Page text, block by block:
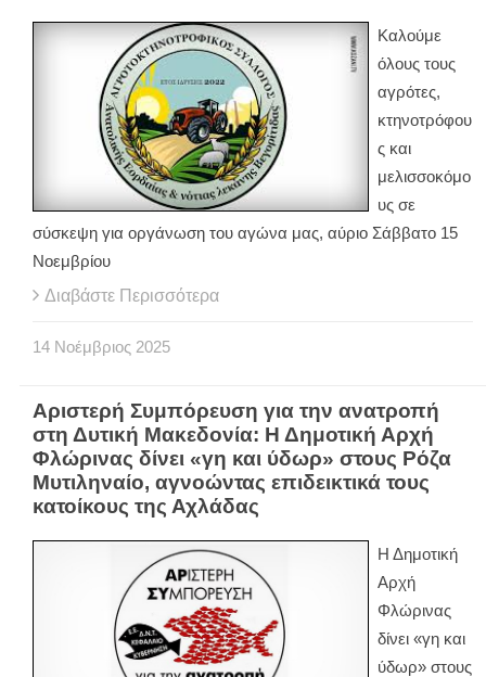
Καλούμε
όλους τους
αγρότες,
κτηνοτρόφου
ς και
μελισσοκόμο
υς σε
σύσκεψη για οργάνωση του αγώνα μας, αύριο Σάββατο 15
Νοεμβρίου
Διαβάστε Περισσότερα
14 Νοέμβριος 2025
Αριστερή Συμπόρευση για την ανατροπή
στη Δυτική Μακεδονία: Η Δημοτική Αρχή
Φλώρινας δίνει «γη και ύδωρ» στους Ρόζα
Μυτιληναίο, αγνοώντας επιδεικτικά τους
κατοίκους της Αχλάδας
Η Δημοτική
Αρχή
Φλώρινας
δίνει «γη και
ύδωρ» στους